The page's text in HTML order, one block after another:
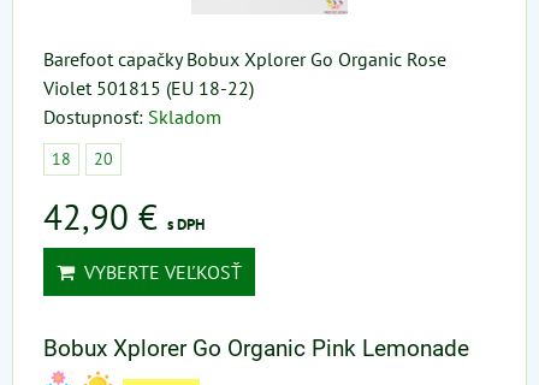
Barefoot capačky Bobux Xplorer Go Organic Rose
Violet 501815 (EU 18-22)
Dostupnosť: Skladom
18 20
42,90 € s DPH
VYBERTE VEĽKOSŤ
Bobux Xplorer Go Organic Pink Lemonade